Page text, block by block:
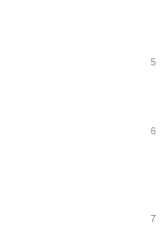
5
6
7